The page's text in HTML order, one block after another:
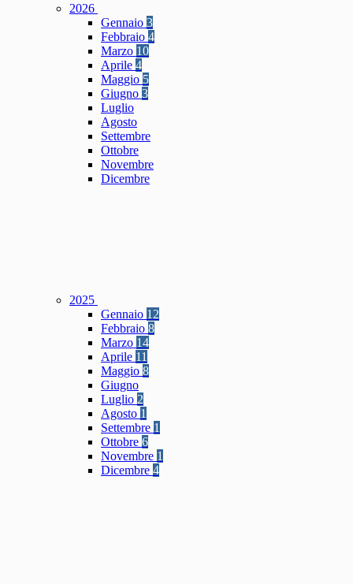
2026
Gennaio 3
Febbraio 4
Marzo 10
Aprile 4
Maggio 5
Giugno 3
Luglio
Agosto
Settembre
Ottobre
Novembre
Dicembre
2025
Gennaio 12
Febbraio 8
Marzo 14
Aprile 11
Maggio 8
Giugno
Luglio 2
Agosto 1
Settembre 1
Ottobre 6
Novembre 1
Dicembre 4